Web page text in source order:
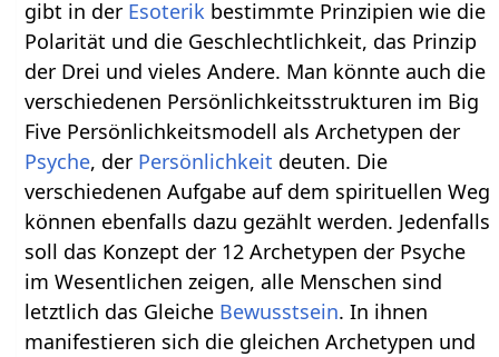
gibt in der Esoterik bestimmte Prinzipien wie die
Polarität und die Geschlechtlichkeit, das Prinzip
der Drei und vieles Andere. Man könnte auch die
verschiedenen Persönlichkeitsstrukturen im Big
Five Persönlichkeitsmodell als Archetypen der
Psyche, der Persönlichkeit deuten. Die
verschiedenen Aufgabe auf dem spirituellen Weg
können ebenfalls dazu gezählt werden. Jedenfalls
soll das Konzept der 12 Archetypen der Psyche
im Wesentlichen zeigen, alle Menschen sind
letztlich das Gleiche Bewusstsein. In ihnen
manifestieren sich die gleichen Archetypen und